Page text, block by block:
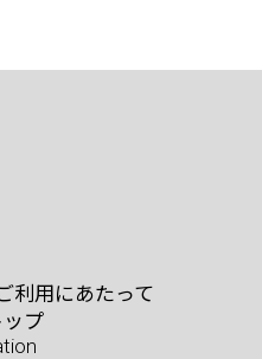
利用にあたって
プ